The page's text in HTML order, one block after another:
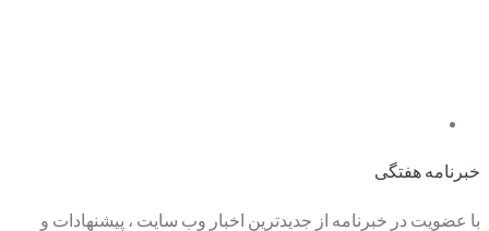
خبرنامه هفتگی
با عضویت در خبرنامه از جدیدترین اخبار وب سایت ، پیشنهادات و